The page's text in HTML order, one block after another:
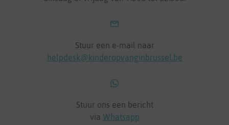
Stuur een e-mail naar
helpdesk@kinderopvanginbrussel.be
Stuur ons een bericht
via Whatsapp